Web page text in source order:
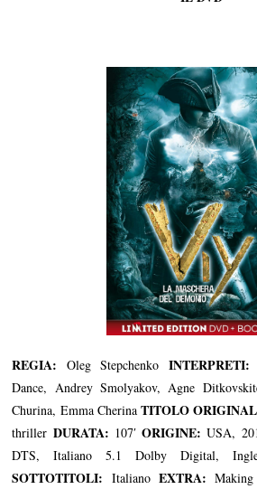
REGIA: Oleg Stepchenko INTERPRETI:
Dance, Andrey Smolyakov, Agne
Churina, Emma Cherina TITOLO
thriller DURATA: 107′ORIGINE: USA,
DTS, Italiano 5.1 Dolby Digital,
SOTTOTITOLI: Italiano EXTRA: